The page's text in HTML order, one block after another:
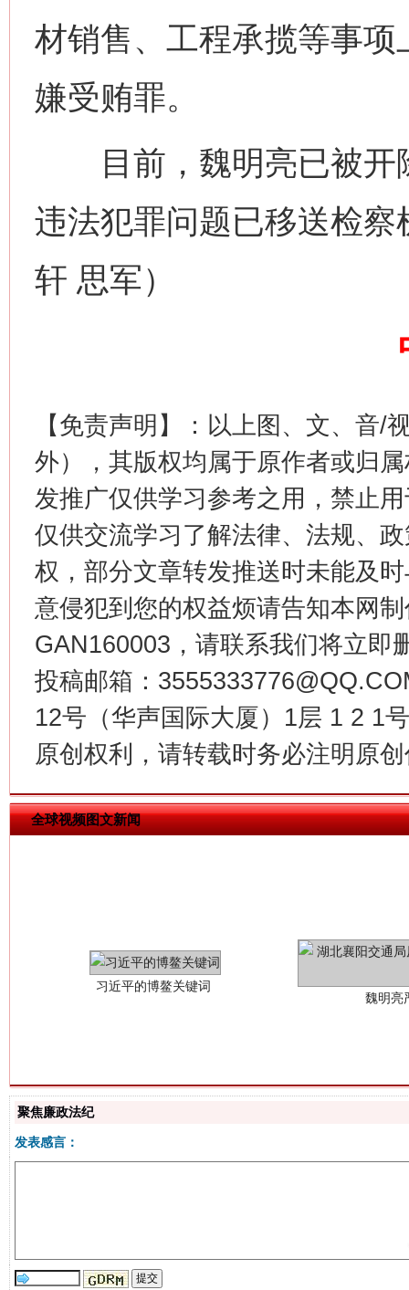
材销售、工程承揽等事
嫌受贿罪。
目前，魏明亮已被开
违法犯罪问题已移送检
轩 思军）
【免责声明】：以上图、文、音/
外），其版权均属于原作者或归
发推广仅供学习参考之用，禁止
仅供交流学习了解法律、法规、
权，部分文章转发推送时未能及
意侵犯到您的权益烦请告知本网
GAN160003，请联系我们将立即
投稿邮箱：
12号（华声国际大厦）1层 1 2 1
原创权利，请转载时务必注明原
全球视频图文新闻
网上购药对药下症？
在谋一域中谋全局
今
聚焦廉政法纪
发表感言：